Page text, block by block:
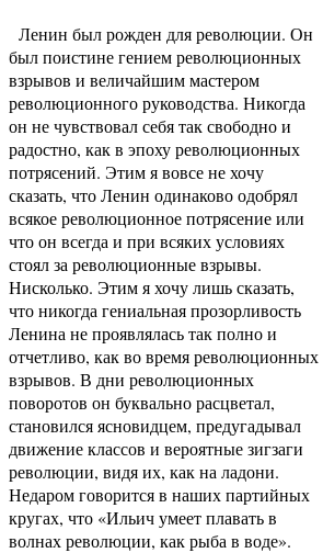
Ленин был рожден для революции. Он
был поистине гением революционных
взрывов и величайшим мастером
революционного руководства. Никогда
он не чувствовал себя так свободно и
радостно, как в эпоху революционных
потрясений. Этим я вовсе не хочу
сказать, что Ленин одинаково одобрял
всякое революционное потрясение или
что он всегда и при всяких условиях
стоял за революционные взрывы.
Нисколько. Этим я хочу лишь сказать,
что никогда гениальная прозорливость
Ленина не проявлялась так полно и
отчетливо, как во время революционных
взрывов. В дни революционных
поворотов он буквально расцветал,
становился ясновидцем, предугадывал
движение классов и вероятные зигзаги
революции, видя их, как на ладони.
Недаром говорится в наших партийных
кругах, что «Ильич умеет плавать в
волнах революции, как рыба в воде».